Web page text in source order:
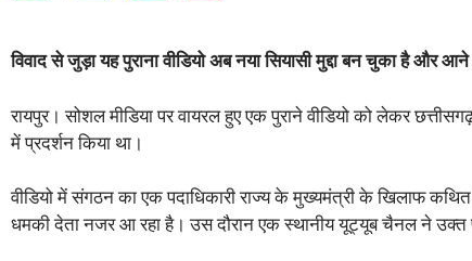
विवाद से जुड़ा यह पुराना वीडियो अब नया सियासी मुद्दा बन चुका है
रायपुर। सोशल मीडिया पर वायरल हुए एक पुराने वीडियो को लेकर
में प्रदर्शन किया था।
वीडियो में संगठन का एक पदाधिकारी राज्य के मुख्यमंत्री के खिलाफ
धमकी देता नजर आ रहा है। उस दौरान एक स्थानीय यूट्यूब चैनल ने उक्त